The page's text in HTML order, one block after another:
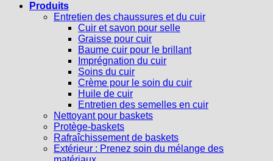
Produits
Entretien des chaussures et du cuir
Cuir et savon pour selle
Graisse pour cuir
Baume cuir pour le brillant
Imprégnation du cuir
Soins du cuir
Crème pour le soin du cuir
Huile de cuir
Entretien des semelles en cuir
Nettoyant pour baskets
Protège-baskets
Rafraîchissement de baskets
Extérieur : Prenez soin du mélange des